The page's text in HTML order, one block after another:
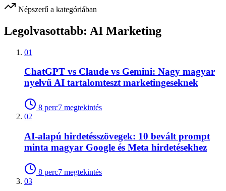
Népszerű a kategóriában
Legolvasottabb: AI Marketing
01
ChatGPT vs Claude vs Gemini: Nagy magyar
nyelvű AI tartalomteszt marketingeseknek
8 perc7 megtekintés
02
AI-alapú hirdetésszövegek: 10 bevált prompt
minta magyar Google és Meta hirdetésekhez
8 perc7 megtekintés
03